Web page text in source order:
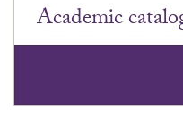
Academic